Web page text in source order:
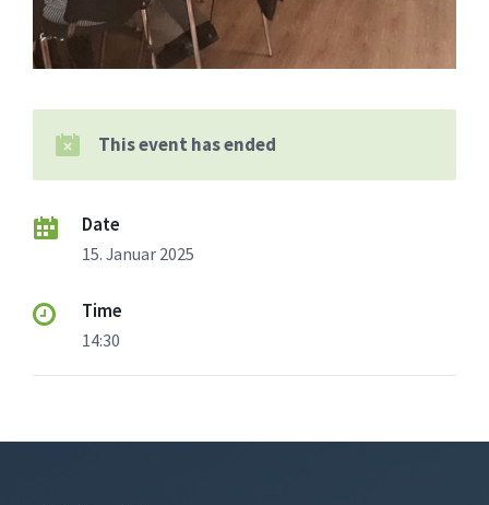
This event has ended
Date
15. Januar 2025
Time
14:30